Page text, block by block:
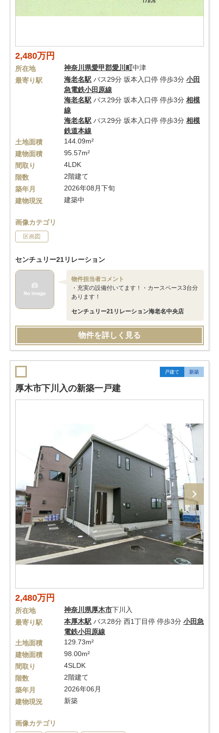
2,480万円
所在地 神奈川県愛甲郡愛川町中津
最寄り駅
海老名駅 バス29分 坂本入口停 停歩3分 小田
急電鉄小田原線
海老名駅 バス29分 坂本入口停 停歩3分 相模
線
海老名駅 バス29分 坂本入口停 停歩3分 相模
鉄道本線
土地面積
144.09m²
建物面積
95.57m²
間取り
4LDK
階数
2階建て
築年月
2026年08月下旬
建物現況
建築中
画像カテゴリ
区画図
センチュリー21リレーション
物件担当者コメント
・充実の設備付いてます！・カースペース3台分
あります！
センチュリー21リレーション海老名中央店
物件を詳しく見る
戸建て 新築
厚木市下川入の新築一戸建
2,480万円
所在地 神奈川県厚木市下川入
最寄り駅
本厚木駅 バス28分 西1丁目停 停歩3分 小田急
電鉄小田原線
土地面積
129.73m²
建物面積
98.00m²
間取り
4SLDK
階数
2階建て
築年月
2026年06月
建物現況
新築
画像カテゴリ